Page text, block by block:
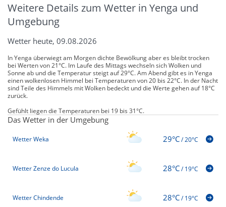
Weitere Details zum Wetter in Yenga und
Umgebung
Wetter heute, 09.08.2026
In Yenga überwiegt am Morgen dichte Bewölkung aber es bleibt trocken
bei Werten von 21°C. Im Laufe des Mittags wechseln sich Wolken und
Sonne ab und die Temperatur steigt auf 29°C. Am Abend gibt es in Yenga
einen wolkenlosen Himmel bei Temperaturen von 20 bis 22°C. In der Nacht
sind Teile des Himmels mit Wolken bedeckt und die Werte gehen auf 18°C
zurück.
Gefühlt liegen die Temperaturen bei 19 bis 31°C.
Das Wetter in der Umgebung
Wetter Weka 29°C/20°C
Wetter Zenze do Lucula 28°C/19°C
Wetter Chindende 28°C/19°C